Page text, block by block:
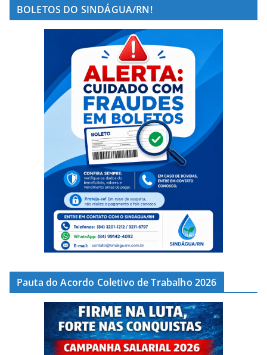
BOLETOS DO SINDÁGUA/RN!
Pauta do Acordo Coletivo de Trabalho 2026